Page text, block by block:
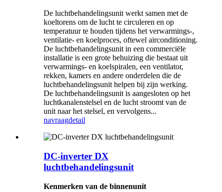
De luchtbehandelingsunit werkt samen met de
koeltorens om de lucht te circuleren en op
temperatuur te houden tijdens het verwarmings-,
ventilatie- en koelproces, oftewel airconditioning.
De luchtbehandelingsunit in een commerciële
installatie is een grote behuizing die bestaat uit
verwarmings- en koelspiralen, een ventilator,
rekken, kamers en andere onderdelen die de
luchtbehandelingsunit helpen bij zijn werking.
De luchtbehandelingsunit is aangesloten op het
luchtkanalenstelsel en de lucht stroomt van de
unit naar het stelsel, en vervolgens...
navraagdetail
DC-inverter DX
luchtbehandelingsunit
Kenmerken van de binnenunit